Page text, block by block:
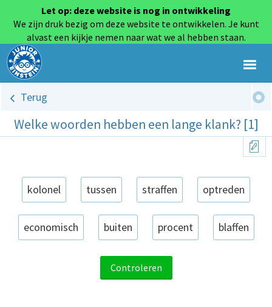
Let op: deze website is nog in ontwikkeling
We zijn druk bezig om deze website te ontwikkelen. Je kunt
alvast een kijkje nemen naar wat we al hebben staan.
Terug
Welke woorden hebben een lange klank? [1]
kolonel tussen straffen optreden
economisch buiten procent blaffen